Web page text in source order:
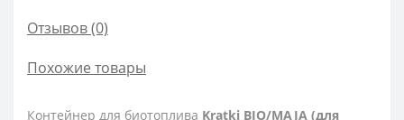
Отзывов (0)
Похожие товары
Контейнер для биотоплива Kratki BIO/MAJA (для